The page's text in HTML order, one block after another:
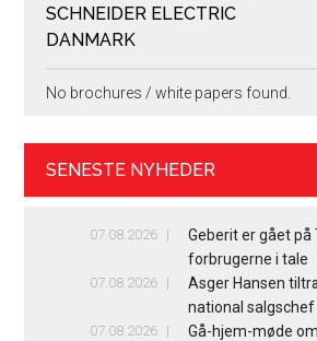
SCHNEIDER ELECTRIC
DANMARK
No brochures / white papers found.
SENESTE NYHEDER
07.08.2026
Geberit er gået på
forbrugerne i tale
07.08.2026
Asger Hansen
national
07.08.2026
Gå-hjem-møde